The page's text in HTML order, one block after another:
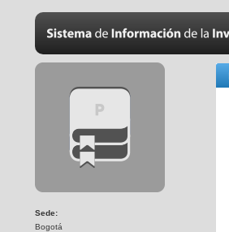
Sede:
Bogotá